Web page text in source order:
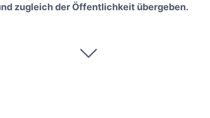
zugleich der Öffentlichkeit übergeben.